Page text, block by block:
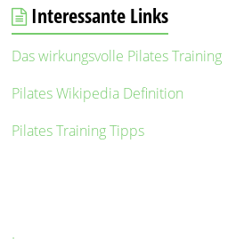
Interessante Links
Das wirkungsvolle Pilates Training
Pilates Wikipedia Definition
Pilates Training Tipps